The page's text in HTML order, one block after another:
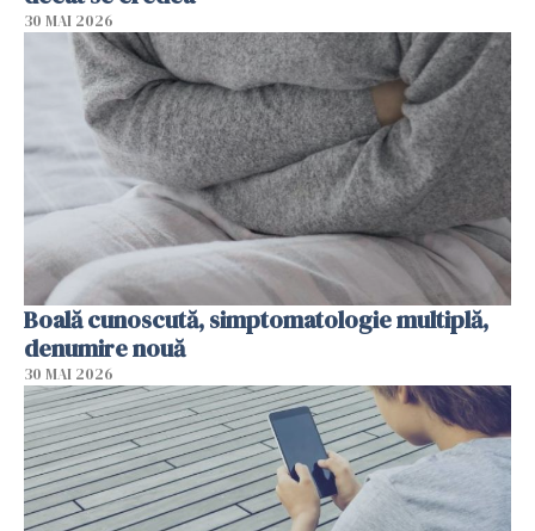
30 MAI 2026
Boală cunoscută, simptomatologie multiplă,
denumire nouă
30 MAI 2026